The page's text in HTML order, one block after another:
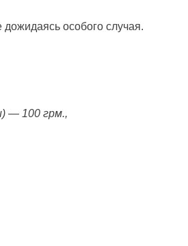
особого случая.
— 100 грм.,